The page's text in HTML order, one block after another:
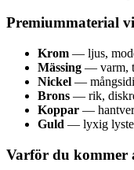
Premiummaterial
Krom — ljus,
Mässing — varm,
Nickel —
Brons — rik,
Koppar —
Guld — lyxig
Varför du kommer